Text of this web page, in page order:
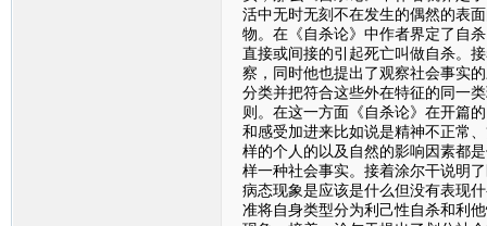
活中无时无刻不在发生的偶然的表
物。在《自杀论》中作者界定了自
直接或间接的引起死亡叫做自杀。
察，同时他也提出了观察社会事实
分类并把符合这些外在特征的同一
则。在这一方面《自杀论》在开篇
和感受加进来比如说是精神不正常
样的个人的以及自然的影响因素都
样一种社会事实。接着涂尔干说明
病态现象是应该是什么但没有表现
准将自身类型分为利己性自杀和利